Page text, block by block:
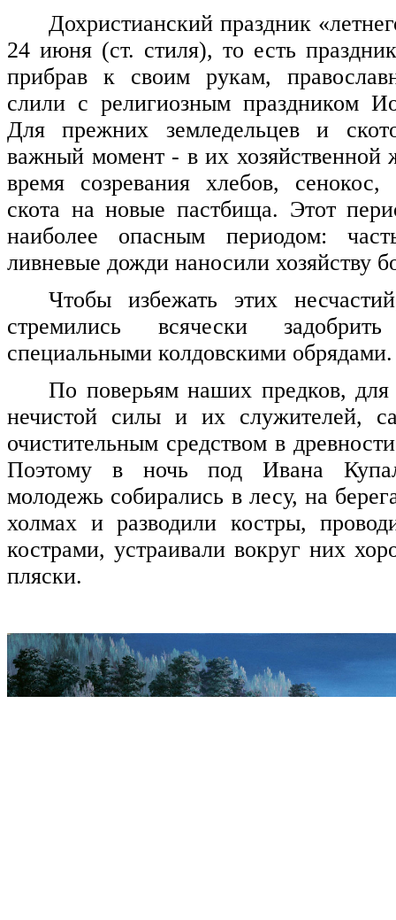
Дохристианский праздник
24 июня (ст. стиля), то есть
прибрав к своим рукам,
слили с религиозным праздником
Для прежних земледельцев и
важный момент - в их хозяйственной
время созревания хлебов, сенокос,
скота на новые пастбища. Этот
наиболее опасным периодом:
ливневые дожди наносили хозяйству
Чтобы избежать этих
стремились всячески
специальными колдовскими обрядами.
По поверьям наших предков, для
нечистой силы и их служителей,
очистительным средством в
Поэтому в ночь под Ивана
молодежь собирались в лесу, на
холмах и разводили костры,
кострами, устраивали вокруг них
пляски.